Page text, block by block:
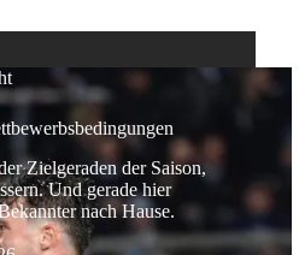
Zielgeraden der Saison,
Und gerade hier
nach Hause.